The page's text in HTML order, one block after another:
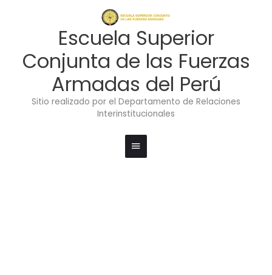
Escuela Superior
Conjunta de las Fuerzas
Armadas del Perú
Sitio realizado por el Departamento de Relaciones
Interinstitucionales
principal